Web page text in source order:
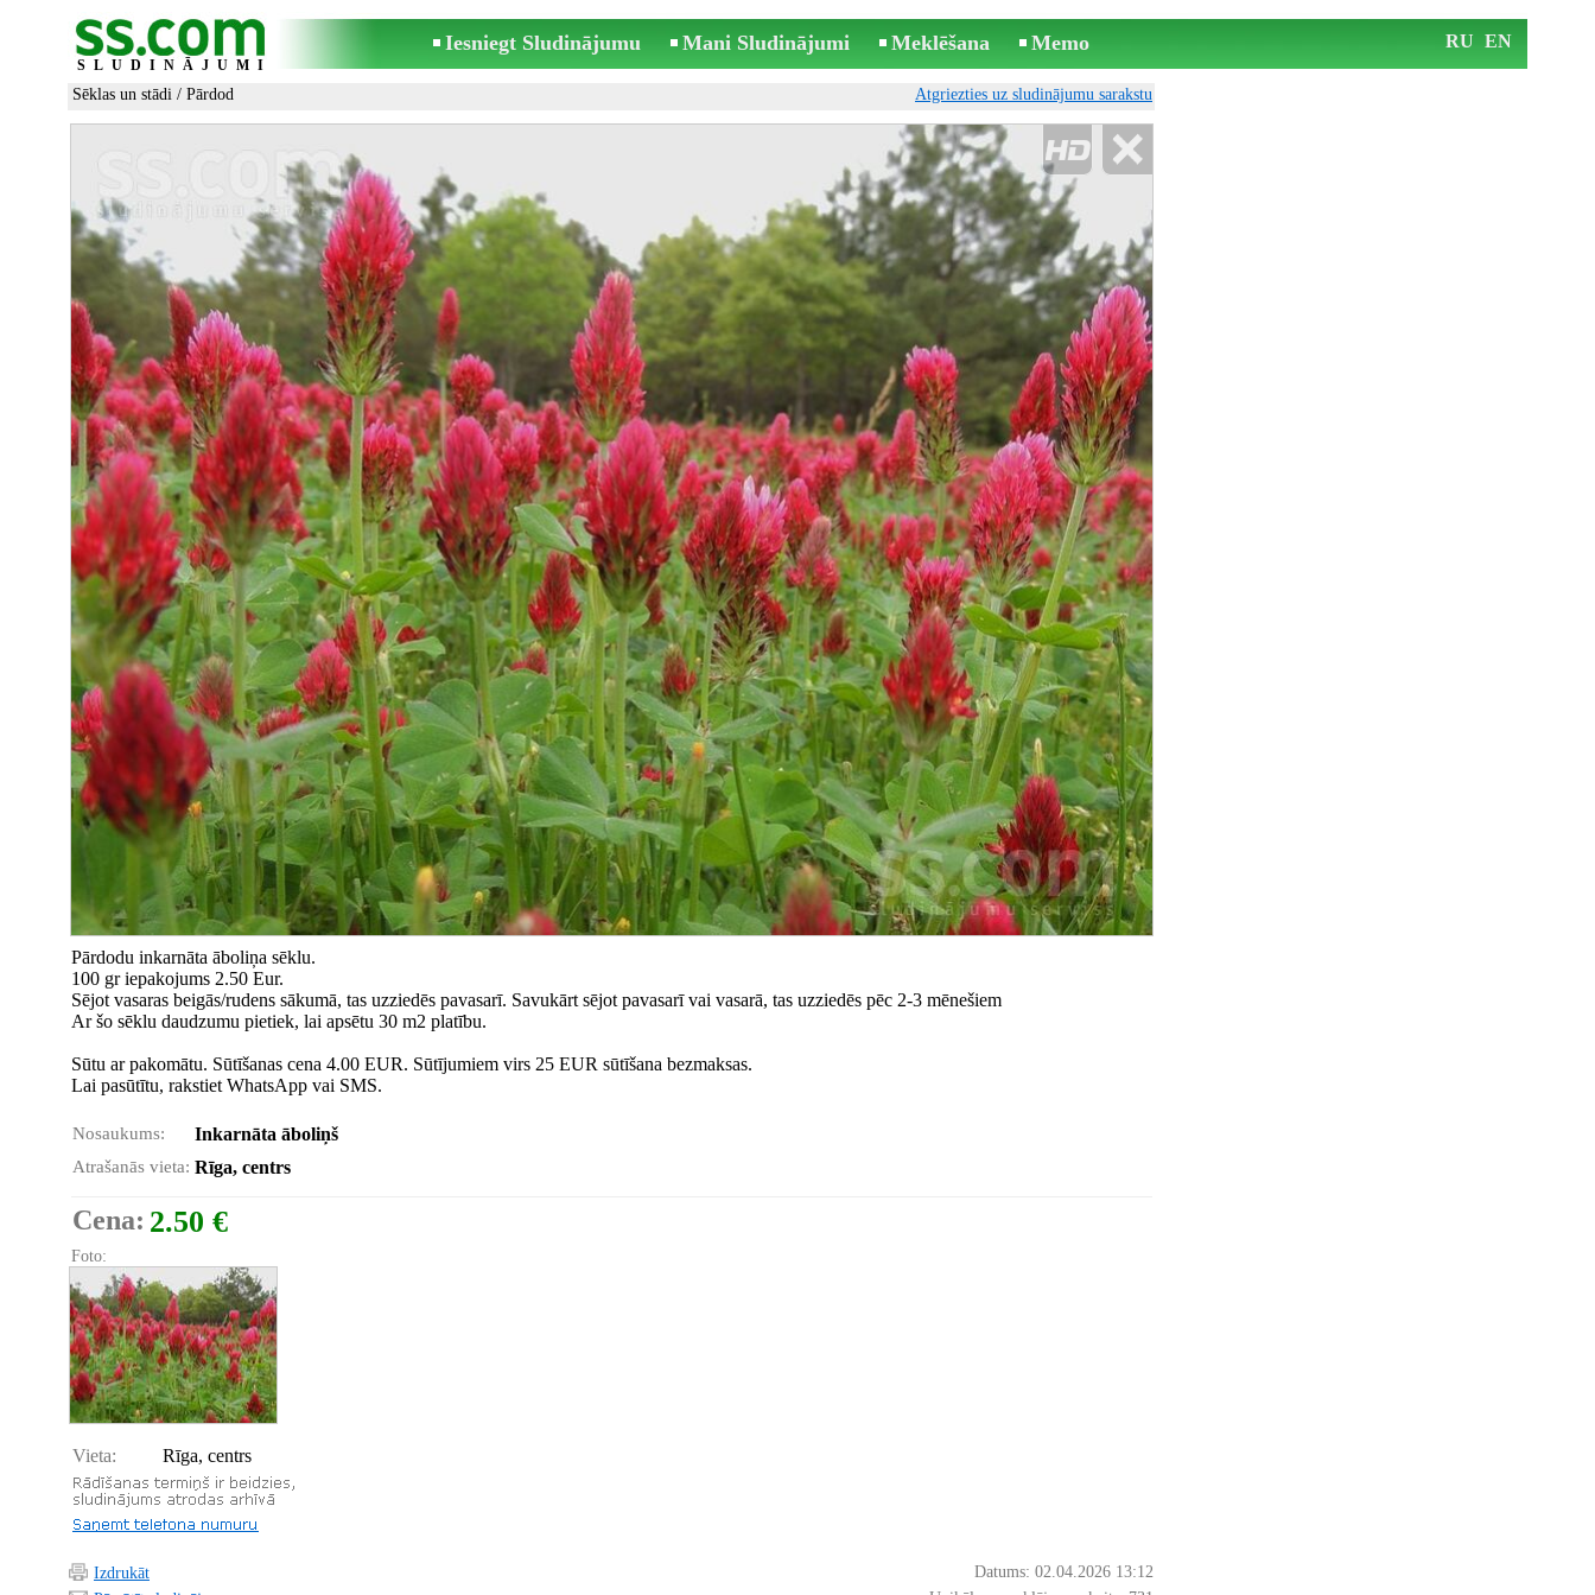
SLUDINĀJUMI
Iesniegt Sludinājumu Mani Sludinājumi Meklēšana Memo RU EN
Sēklas un stādi / Pārdod Atgriezties uz sludinājumu sarakstu
Pārdodu inkarnāta āboliņa sēklu.
100 gr iepakojums 2.50 Eur.
Sējot vasaras beigās/rudens sākumā, tas uzziedēs pavasarī. Savukārt sējot pavasarī vai vasarā, tas uzziedēs pēc 2-3 mēnešiem
Ar šo sēklu daudzumu pietiek, lai apsētu 30 m2 platību.
Sūtu ar pakomātu. Sūtīšanas cena 4.00 EUR. Sūtījumiem virs 25 EUR sūtīšana bezmaksas.
Lai pasūtītu, rakstiet WhatsApp vai SMS.
Nosaukums: Inkarnāta āboliņš
Atrašanās vieta: Rīga, centrs
Cena: 2.50 €
Foto:
Vieta: Rīga, centrs
Izdrukāt
Datums: 02.04.2026 13:12